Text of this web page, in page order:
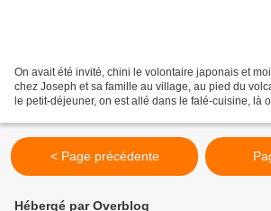
On avait été invité, chini le volontaire japonais et
chez Joseph et sa famille au village, au pied du
le petit-déjeuner, on est allé dans le falé-cuisine, là
< Page précédente
Hébergé par Overblog